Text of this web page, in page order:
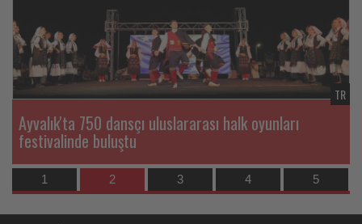
sizler
için
turizmde
olup
bitenleri
takip
ediyor!
Ayvalık'ta 750 dansçı uluslararası halk oyunları
festivalinde buluştu
TR
1 2 3 4 5